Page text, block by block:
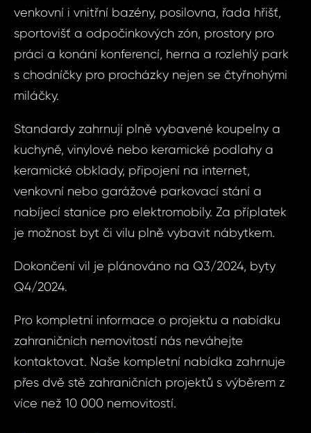
venkovní i vnitřní bazény, posilovna, řada hřišť,
sportovišť a odpočinkových zón, prostory pro
práci a konání konferencí, herna a rozlehlý park
s chodníčky pro procházky nejen se čtyřnohými
miláčky.
Standardy zahrnují plně vybavené koupelny a
kuchyně, vinylové nebo keramické podlahy a
keramické obklady, připojení na internet,
venkovní nebo garážové parkovací stání a
nabíjecí stanice pro elektromobily. Za příplatek
je možnost byt či vilu plně vybavit nábytkem.
Dokončení vil je plánováno na Q3/2024, byty
Q4/2024.
Pro kompletní informace o projektu a nabídku
zahraničních nemovitostí nás neváhejte
kontaktovat. Naše kompletní nabídka zahrnuje
přes dvě stě zahraničních projektů s výběrem z
více než 10 000 nemovitostí.
Vily a byty v
blízkosti Vily
World,